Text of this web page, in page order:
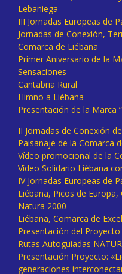
Lebaniega
III Jornadas Europeas de
Jornadas de Conexión,
Comarca de Liébana
Primer Aniversario de la
Sensaciones
Cantabria Rural
Himno a Liébana
Presentación de la Marca
II Jornadas de Conexión
Paisanaje de la Comarca
Vídeo promocional de la
Vídeo Solidario Liébana
IV Jornadas Europeas de
Liébana, Picos de
Natura 2000
Liébana, Comarca de
Presentación del Proyecto
Rutas Autoguiadas
Presentación Proyecto:
generaciones